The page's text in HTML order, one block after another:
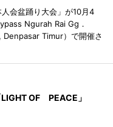
会盆踊り大会」が10月4
Ngurah Rai Gg．
Timur）で開催さ
OF PEACE」